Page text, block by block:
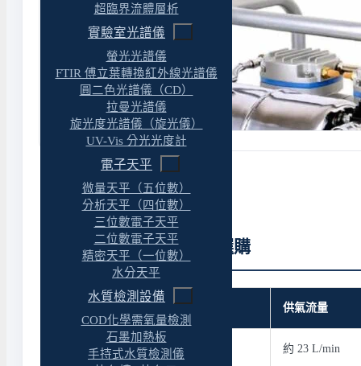
超臨界流體層析
實驗室光譜儀
螢光光譜儀
FTIR 傅立葉轉換紅外線光譜儀
圓二色光譜儀（CD）
拉曼光譜儀
旋光度光譜儀（旋光儀）
UV-Vis 分光光度計
電子天平
微量天平（五位數）
分析天平（四位數）
三位數電子天平
二位數電子天平
精密天平（一位數）
水分天平
水質檢測設備
COD化學需氧量檢測
石墨加熱板
手持式水質檢測儀
Rocker 空壓機快速選購
供氣流量
Rocker 320 約 23 L/min